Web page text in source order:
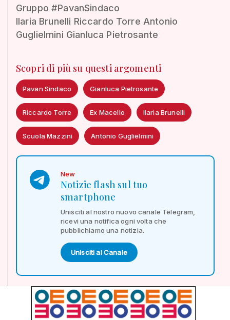
Gruppo #PavanSindaco
Ilaria Brunelli Riccardo Torre Antonio
Guglielmini Gianluca Pietrosante
Scopri di più su questi argomenti
Pavan Sindaco Gianluca Pietrosante
Riccardo Torre Ex Macello Ilaria Brunelli
Scuola Mazzini Antonio Guglielmini
New
Notizie flash sul tuo
smartphone
Unisciti al nostro nuovo canale Telegram,
ricevi una notifica ogni volta che
pubblichiamo una notizia.
Unisciti al Canale